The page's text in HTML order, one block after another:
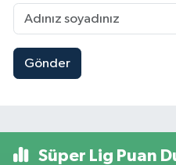
Gönder
Süper Lig Puan